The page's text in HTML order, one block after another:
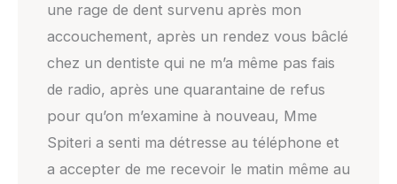
une rage de dent survenu après mon
accouchement, après un rendez vous bâclé
chez un dentiste qui ne m’a même pas fais
de radio, après une quarantaine de refus
pour qu’on m’examine à nouveau, Mme
Spiteri a senti ma détresse au téléphone et
a accepter de me recevoir le matin même au